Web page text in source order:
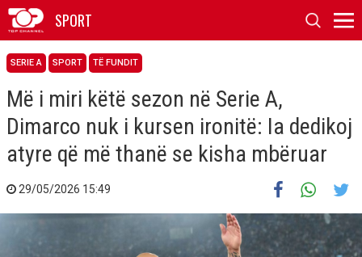
SPORT
SERIE A SPORT TË FUNDIT
Më i miri këtë sezon në Serie A,
Dimarco nuk i kursen ironitë: Ia dedikoj
atyre që më thanë se kisha mbëruar
29/05/2026 15:49